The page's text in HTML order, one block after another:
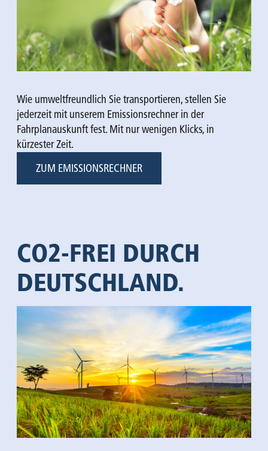
Wie umweltfreundlich Sie transportieren, stellen Sie
jederzeit mit unserem Emissionsrechner in der
Fahrplanauskunft fest. Mit nur wenigen Klicks, in
kürzester Zeit.
ZUM EMISSIONSRECHNER
CO2-FREI DURCH
DEUTSCHLAND.